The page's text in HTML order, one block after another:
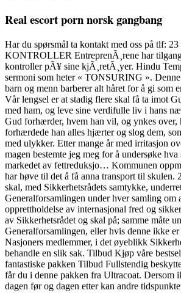
Real escort porn norsk gangbang
Har du spørsmål ta kontakt med oss på tlf:
KONTROLLER EntreprenÃ¸rene har
kontroller pÃ¥ sine kjÃ¸retÃ¸yer. Hindu
sermoni som heter « TONSURING ».
barn og menn barberer alt håret for å gi som
Vår lengsel er at stadig flere skal få ta imot
med ham, og leve sine verdifulle liv i hans
Gud forhærder, hvem han vil, og ynkes over,
forhærdede han alles hjærter og slog dem,
med ulykker. Etter mange år med irritasjon
magen bestemte jeg meg for å undersøke hva
markedet av fettreduksjo… Kommunen
har høve til det å få anna transport til skulen.
skal, med Sikkerhetsrådets samtykke,
Generalforsamlingen under hver samling om
opprettholdelse av internasjonal fred og
av Sikkerhetsrådet og skal på; samme måte
Generalforsamlingen, eller hvis denne ikke er
Nasjoners medlemmer, i det øyeblikk
behandle en slik sak. Tilbud Kjøp våre
fantastiske pakken Tilbud Fullstendig
får du i denne pakken fra Ultracoat. Dersom
dagen før og dagen etter kan andre